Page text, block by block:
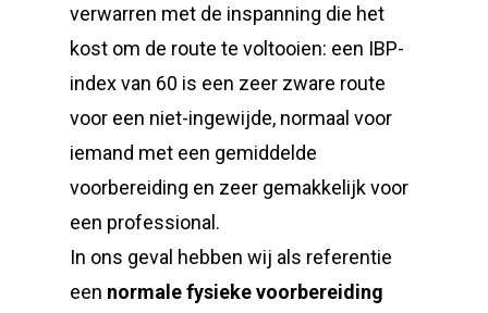
verwarren met de inspanning die het
kost om de route te voltooien: een IBP-
index van 60 is een zeer zware route
voor een niet-ingewijde, normaal voor
iemand met een gemiddelde
voorbereiding en zeer gemakkelijk voor
een professional.
In ons geval hebben wij als referentie
een normale fysieke voorbereiding